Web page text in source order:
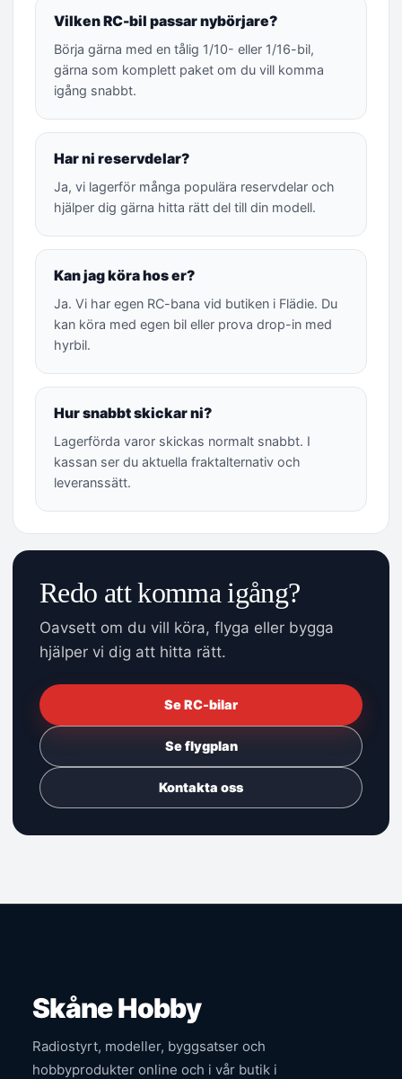
Vilken RC-bil passar nybörjare?
Börja gärna med en tålig 1/10- eller 1/16-bil,
gärna som komplett paket om du vill komma
igång snabbt.
Har ni reservdelar?
Ja, vi lagerför många populära reservdelar och
hjälper dig gärna hitta rätt del till din modell.
Kan jag köra hos er?
Ja. Vi har egen RC-bana vid butiken i Flädie. Du
kan köra med egen bil eller prova drop-in med
hyrbil.
Hur snabbt skickar ni?
Lagerförda varor skickas normalt snabbt. I
kassan ser du aktuella fraktalternativ och
leveranssätt.
Redo att komma igång?
Oavsett om du vill köra, flyga eller bygga
hjälper vi dig att hitta rätt.
Se RC-bilar
Se flygplan
Kontakta oss
Skåne Hobby
Radiostyrt, modeller, byggsatser och
hobbyprodukter online och i vår butik i